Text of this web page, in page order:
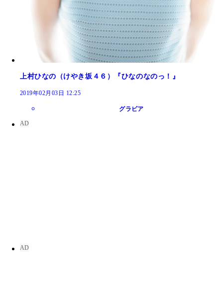
上村ひなの（けやき坂４６）『ひなのなのっ！』
2019年02月03日 12:25
グラビア